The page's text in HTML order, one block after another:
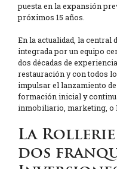
puesta en la expansión
próximos 15 años.
En la actualidad, la central
integrada por un equipo
dos décadas de
restauración y con todos
impulsar el lanzamiento
formación inicial y
inmobiliario, marketing, o
La
dos